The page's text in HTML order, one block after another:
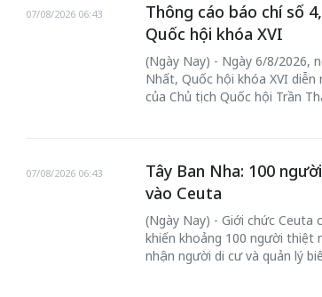
Thông cáo báo chí số
Quốc hội khóa XVI
07/08/2026 06:43
(Ngày Nay) - Ngày 6/8/2026,
Nhất, Quốc hội khóa XVI
của Chủ tịch Quốc hội Trần
Tây Ban Nha: 100
vào Ceuta
07/08/2026 06:43
(Ngày Nay) - Giới chức
khiến khoảng 100 người thiệt
nhận người di cư và quản lý